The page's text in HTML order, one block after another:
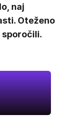
naj
Oteženo
sporočili.